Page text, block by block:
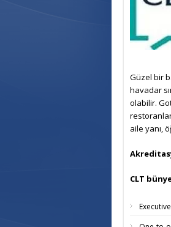
Güzel bir
havadar
olabilir.
aile yanı,
CLT